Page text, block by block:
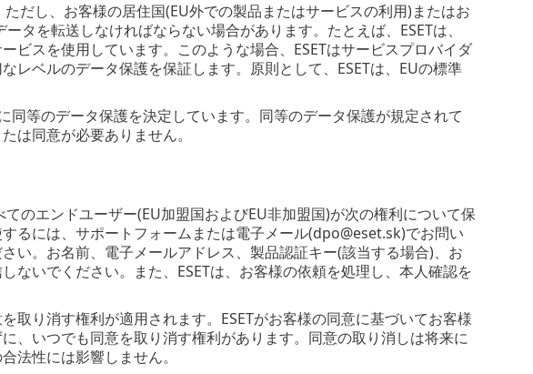
だし、お客様の居住国(EU外での製品またはサービスの利用)またはお
タを転送しなければならない場合があります。たとえば、ESETは、
ビスを使用しています。このような場合、ESETはサービスプロバイダ
レベルのデータ保護を保証します。原則として、ESETは、EUの標準
等のデータ保護を決定しています。同等のデータ保護が規定されて
は同意が必要ありません。
のエンドユーザー(EU加盟国およびEU非加盟国)が次の権利について保
るには、サポートフォームまたは電子メール(dpo@eset.sk)でお問い
い。お名前、電子メールアドレス、製品認証キー(該当する場合)、お
ないでください。また、ESETは、お客様の依頼を処理し、本人確認を
取り消す権利が適用されます。ESETがお客様の同意に基づいてお客様
、いつでも同意を取り消す権利があります。同意の取り消しは将来に
法性には影響しません。